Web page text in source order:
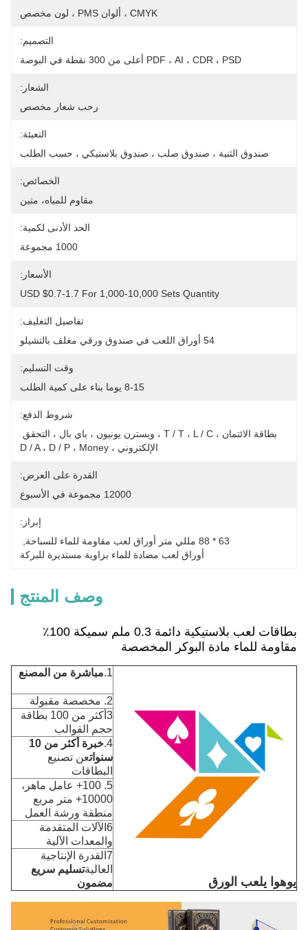
CMYK ، ألوان PMS ، لون مخصص
التصميم:
PDF ، AI ، CDR ، PSD أعلى من 300 نقطة في البوصة
الشعار:
رحب شعار مخصص
التعبئة:
صندوق الثنية ، صندوق صلب ، صندوق بلاستيكي ، حسب الطلب
الخصائص:
مقاوم للمياه، متين
الحد الأدنى لكمية:
1000 مجموعة
الأسعار:
USD $0.7-1.7 For 1,000-10,000 Sets Quantity
تفاصيل التغليف:
54 أوراق اللعب في صندوق ورقي مغلف بالتشيلو
وقت التسليم:
8-15 يوما بناء على كمية الطلب
شروط الدفع:
الإلكتروني ، D / A ، D / P ، Money
القدرة على العرض:
12000 مجموعة في الأسبوع
إبراز:
63 * 88 مللي متر أوراق لعب مقاومة للماء للسباحة
أوراق لعب مضادة للماء بزاوية مستديرة للبركة
وصف المنتج
بطاقات لعب بلاستيكية دائمة 0.3 ملم سميكة 100٪
مقاومة للماء مادة البوكر المخصصة
يوهوا يلعب الورق
1. مباشرة من المصنع
2. مخصصة مقبولة
3أكثر من 100 بطاقة
حجم القوالب
4.
خبرة أكثر من 10
سنواتعن تصنيع
البطاقات
5. 100+ عامل ماهر،
10000+ متر مربع
منطقة ورشة العمل
6الآلات المتقدمة
والمعدات الآلية
7القدرة الإنتاجية
العاليةتسليم سريع
مضمون